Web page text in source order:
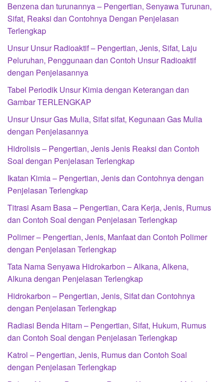
Benzena dan turunannya – Pengertian, Senyawa Turunan,
Sifat, Reaksi dan Contohnya Dengan Penjelasan
Terlengkap
Unsur Unsur Radioaktif – Pengertian, Jenis, Sifat, Laju
Peluruhan, Penggunaan dan Contoh Unsur Radioaktif
dengan Penjelasannya
Tabel Periodik Unsur Kimia dengan Keterangan dan
Gambar TERLENGKAP
Unsur Unsur Gas Mulia, Sifat sifat, Kegunaan Gas Mulia
dengan Penjelasannya
Hidrolisis – Pengertian, Jenis Jenis Reaksi dan Contoh
Soal dengan Penjelasan Terlengkap
Ikatan Kimia – Pengertian, Jenis dan Contohnya dengan
Penjelasan Terlengkap
Titrasi Asam Basa – Pengertian, Cara Kerja, Jenis, Rumus
dan Contoh Soal dengan Penjelasan Terlengkap
Polimer – Pengertian, Jenis, Manfaat dan Contoh Polimer
dengan Penjelasan Terlengkap
Tata Nama Senyawa Hidrokarbon – Alkana, Alkena,
Alkuna dengan Penjelasan Terlengkap
Hidrokarbon – Pengertian, Jenis, Sifat dan Contohnya
dengan Penjelasan Terlengkap
Radiasi Benda Hitam – Pengertian, Sifat, Hukum, Rumus
dan Contoh Soal dengan Penjelasan Terlengkap
Katrol – Pengertian, Jenis, Rumus dan Contoh Soal
dengan Penjelasan Terlengkap